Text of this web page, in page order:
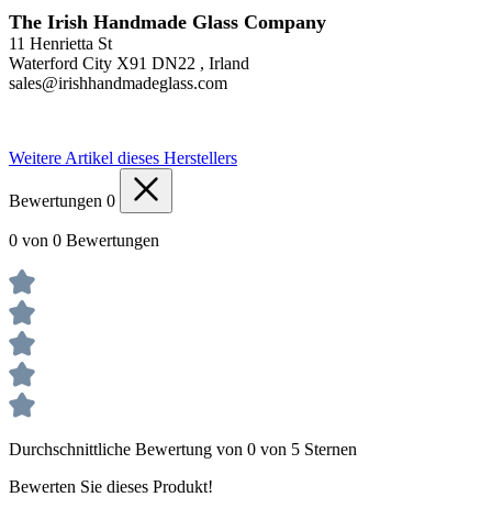
The Irish Handmade Glass Company
11 Henrietta St
Waterford City X91 DN22 , Irland
sales@irishhandmadeglass.com
Weitere Artikel dieses Herstellers
Bewertungen 0
0 von 0 Bewertungen
Durchschnittliche Bewertung von 0 von 5 Sternen
Bewerten Sie dieses Produkt!